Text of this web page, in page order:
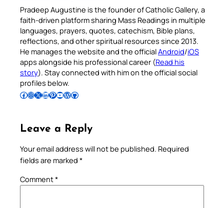
Pradeep Augustine is the founder of Catholic Gallery, a
faith-driven platform sharing Mass Readings in multiple
languages, prayers, quotes, catechism, Bible plans,
reflections, and other spiritual resources since 2013.
He manages the website and the officialAndroid/iOS
apps alongside his professional career (Read his
story). Stay connected with him on the official social
profiles below.
Follow Pradeep on Facebook Follow Pradeep on InstagramFollow Pradeep on X Follow Pradeep on LinkedIn Follow Pradeep on Pinterest Subscribe to Pradeep’s Youtube Channel Follow Pradeep on WordPress Follow Pradeep on GitHub
Leave a Reply
Your email address will not be published. Required
fields are marked *
Comment*